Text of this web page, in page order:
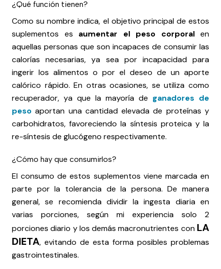
¿Qué función tienen?
Como su nombre indica, el objetivo principal de estos
suplementos es aumentar el peso corporalen
aquellas personas que son incapaces de consumir las
calorías necesarias, ya sea por incapacidad para
ingerir los alimentos o por el deseo de un aporte
calórico rápido. En otras ocasiones, se utiliza como
recuperador, ya que la mayoría de ganadores de
peso aportan una cantidad elevada de proteínas y
carbohidratos, favoreciendo la síntesis proteica y la
re-síntesis de glucógeno respectivamente.
¿Cómo hay que consumirlos?
El consumo de estos suplementos viene marcada en
parte por la tolerancia de la persona. De manera
general, se recomienda dividir la ingesta diaria en
varias porciones, según mi experiencia solo 2
porciones diario y los demás macronutrientes con LA
DIETA, evitando de esta forma posibles problemas
gastrointestinales.